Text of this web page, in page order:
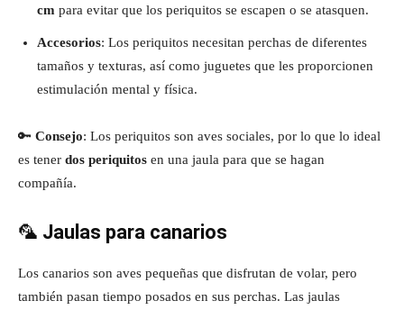
cm para evitar que los periquitos se escapen o se atasquen.
Accesorios: Los periquitos necesitan perchas de diferentes
tamaños y texturas, así como juguetes que les proporcionen
estimulación mental y física.
🔑 Consejo: Los periquitos son aves sociales, por lo que lo ideal
es tener dos periquitos en una jaula para que se hagan
compañía.
🦜 Jaulas para canarios
Los canarios son aves pequeñas que disfrutan de volar, pero
también pasan tiempo posados en sus perchas. Las jaulas